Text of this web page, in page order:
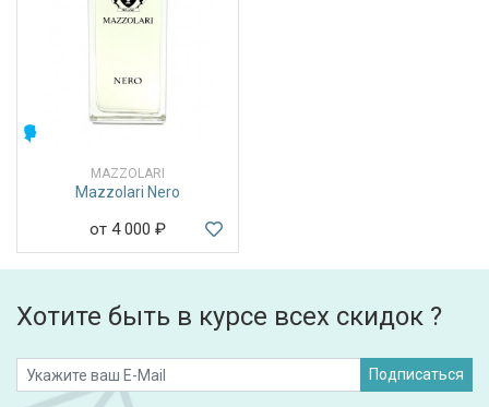
MAZZOLARI
Mazzolari Nero
от 4 000 ₽
Хотите быть в курсе всех скидок ?
Подписаться